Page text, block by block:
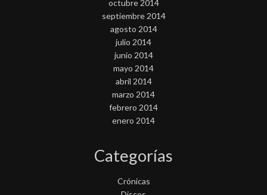
octubre 2014
septiembre 2014
agosto 2014
julio 2014
junio 2014
mayo 2014
abril 2014
marzo 2014
febrero 2014
enero 2014
Categorías
Crónicas